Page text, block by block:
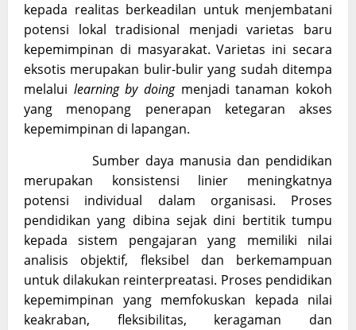
kepada realitas berkeadilan untuk menjembatani
potensi lokal tradisional menjadi varietas baru
kepemimpinan di masyarakat. Varietas ini secara
eksotis merupakan bulir-bulir yang sudah ditempa
melalui learning by doing menjadi tanaman kokoh
yang menopang penerapan ketegaran akses
kepemimpinan di lapangan.
Sumber daya manusia dan pendidikan
merupakan konsistensi linier meningkatnya
potensi individual dalam organisasi. Proses
pendidikan yang dibina sejak dini bertitik tumpu
kepada sistem pengajaran yang memiliki nilai
analisis objektif, fleksibel dan berkemampuan
untuk dilakukan reinterpreatasi. Proses pendidikan
kepemimpinan yang memfokuskan kepada nilai
keakraban, fleksibilitas, keragaman dan